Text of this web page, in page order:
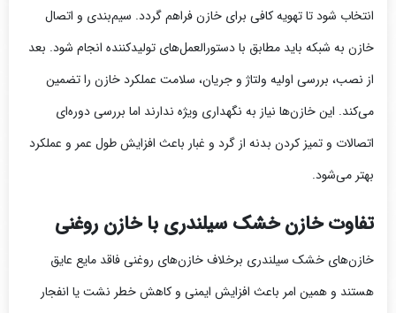
انتخاب شود تا تهویه کافی برای خازن فراهم گردد. سیم‌بندی و اتصال
خازن به شبکه باید مطابق با دستورالعمل‌های تولیدکننده انجام شود. بعد
از نصب، بررسی اولیه ولتاژ و جریان، سلامت عملکرد خازن را تضمین
می‌کند. این خازن‌ها نیاز به نگهداری ویژه ندارند اما بررسی دوره‌ای
اتصالات و تمیز کردن بدنه از گرد و غبار باعث افزایش طول عمر و عملکرد
بهتر می‌شود.
تفاوت خازن خشک سیلندری با خازن روغنی
خازن‌های خشک سیلندری برخلاف خازن‌های روغنی فاقد مایع عایق
هستند و همین امر باعث افزایش ایمنی و کاهش خطر نشت یا انفجار